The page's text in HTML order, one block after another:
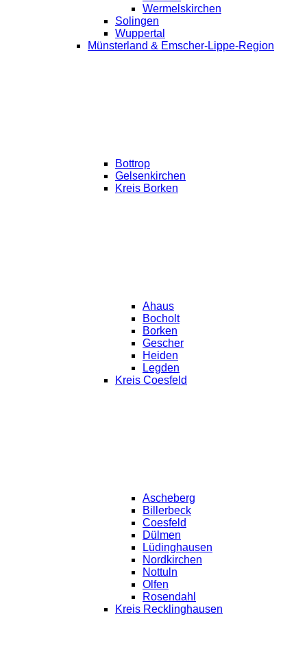
Wermelskirchen
Solingen
Wuppertal
Münsterland & Emscher-Lippe-Region
Bottrop
Gelsenkirchen
Kreis Borken
Ahaus
Bocholt
Borken
Gescher
Heiden
Legden
Kreis Coesfeld
Ascheberg
Billerbeck
Coesfeld
Dülmen
Lüdinghausen
Nordkirchen
Nottuln
Olfen
Rosendahl
Kreis Recklinghausen